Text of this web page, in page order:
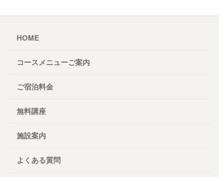
HOME
コースメニューご案内
ご宿泊料金
無料講座
施設案内
よくある質問